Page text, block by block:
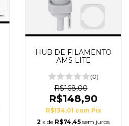
HUB DE FILAMENTO
AMS LITE
(0)
R$168,00
R$148,90
R$134,01 com Pix
2 x de R$74,45 sem juros